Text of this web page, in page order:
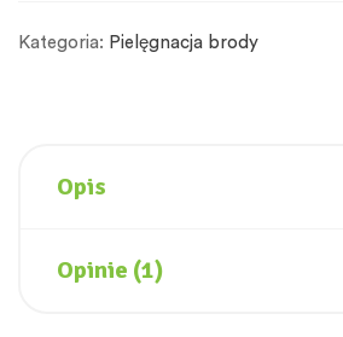
Kategoria: Pielęgnacja brody
Opis
Opinie (1)